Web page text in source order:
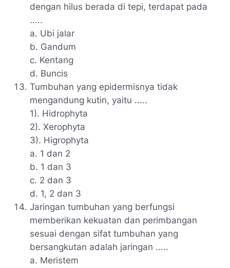
dengan hilus berada di tepi, terdapat pada
.....
a. Ubi jalar
b. Gandum
c. Kentang
d. Buncis
Tumbuhan yang epidermisnya tidak
mengandung kutin, yaitu .....
1). Hidrophyta
2). Xerophyta
3). Higrophyta
a. 1 dan 2
b. 1 dan 3
c. 2 dan 3
d. 1, 2 dan 3
Jaringan tumbuhan yang berfungsi
memberikan kekuatan dan perimbangan
sesuai dengan sifat tumbuhan yang
bersangkutan adalah jaringan .....
a. Meristem